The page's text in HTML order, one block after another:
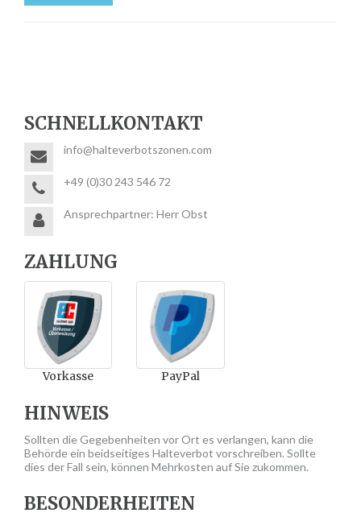
SCHNELLKONTAKT
info@halteverbotszonen.com
+49 (0)30 243 546 72
Ansprechpartner: Herr Obst
ZAHLUNG
Vorkasse PayPal
HINWEIS
Sollten die Gegebenheiten vor Ort es verlangen, kann die
Behörde ein beidseitiges Halteverbot vorschreiben. Sollte
dies der Fall sein, können Mehrkosten auf Sie zukommen.
BESONDERHEITEN